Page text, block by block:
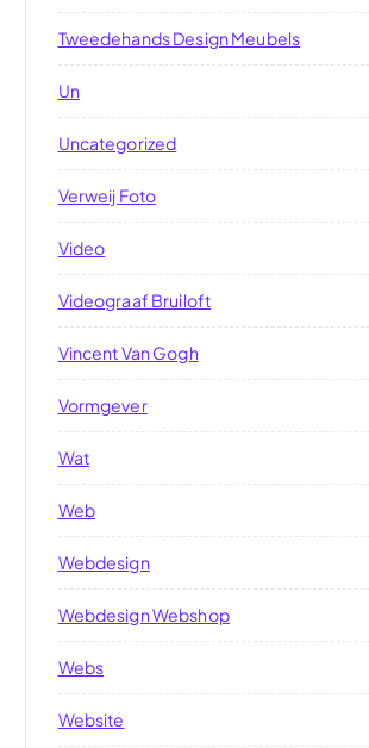
Tweedehands Design Meubels
Un
Uncategorized
Verweij Foto
Video
Videograaf Bruiloft
Vincent Van Gogh
Vormgever
Wat
Web
Webdesign
Webdesign Webshop
Webs
Website